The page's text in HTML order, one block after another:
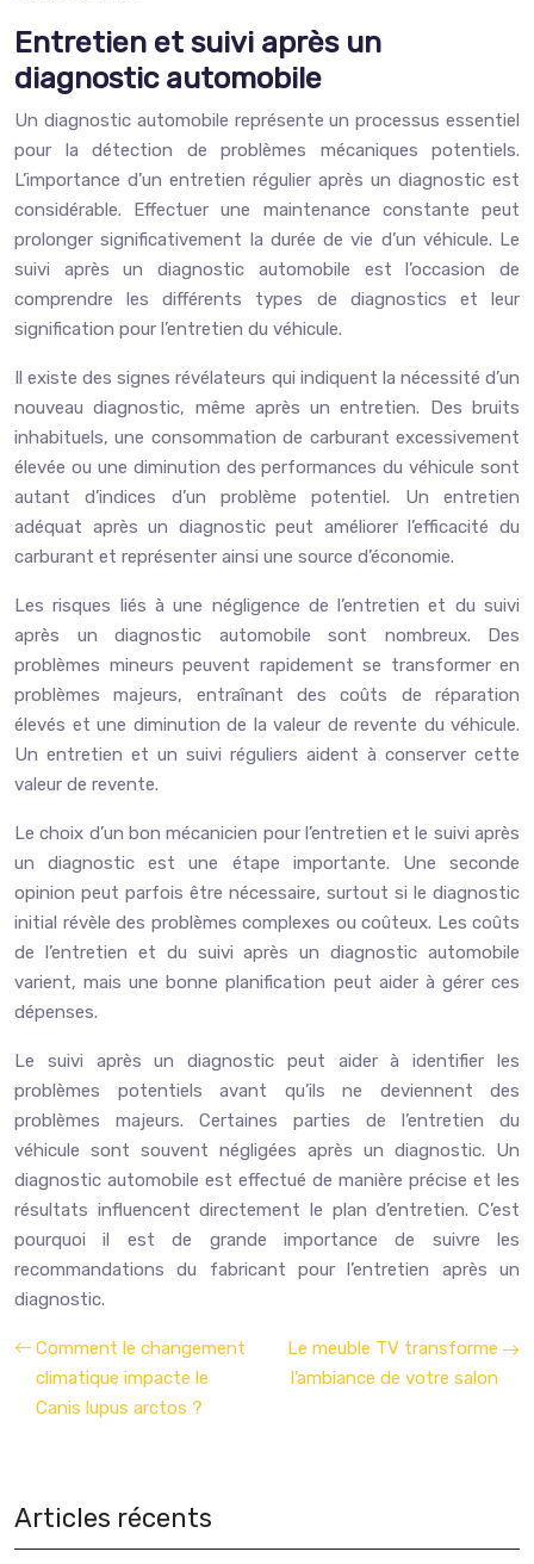
Entretien et suivi après un
diagnostic automobile
Un diagnostic automobile représente un processus essentiel
pour la détection de problèmes mécaniques potentiels.
L’importance d’un entretien régulier après un diagnostic est
considérable. Effectuer une maintenance constante peut
prolonger significativement la durée de vie d’un véhicule. Le
suivi après un diagnostic automobile est l’occasion de
comprendre les différents types de diagnostics et leur
signification pour l’entretien du véhicule.
Il existe des signes révélateurs qui indiquent la nécessité d’un
nouveau diagnostic, même après un entretien. Des bruits
inhabituels, une consommation de carburant excessivement
élevée ou une diminution des performances du véhicule sont
autant d’indices d’un problème potentiel. Un entretien
adéquat après un diagnostic peut améliorer l’efficacité du
carburant et représenter ainsi une source d’économie.
Les risques liés à une négligence de l’entretien et du suivi
après un diagnostic automobile sont nombreux. Des
problèmes mineurs peuvent rapidement se transformer en
problèmes majeurs, entraînant des coûts de réparation
élevés et une diminution de la valeur de revente du véhicule.
Un entretien et un suivi réguliers aident à conserver cette
valeur de revente.
Le choix d’un bon mécanicien pour l’entretien et le suivi après
un diagnostic est une étape importante. Une seconde
opinion peut parfois être nécessaire, surtout si le diagnostic
initial révèle des problèmes complexes ou coûteux. Les coûts
de l’entretien et du suivi après un diagnostic automobile
varient, mais une bonne planification peut aider à gérer ces
dépenses.
Le suivi après un diagnostic peut aider à identifier les
problèmes potentiels avant qu’ils ne deviennent des
problèmes majeurs. Certaines parties de l’entretien du
véhicule sont souvent négligées après un diagnostic. Un
diagnostic automobile est effectué de manière précise et les
résultats influencent directement le plan d’entretien. C’est
pourquoi il est de grande importance de suivre les
recommandations du fabricant pour l’entretien après un
diagnostic.
Comment le changement
climatique impacte le
Canis lupus arctos ?
Le meuble TV transforme
l’ambiance de votre salon
Articles récents